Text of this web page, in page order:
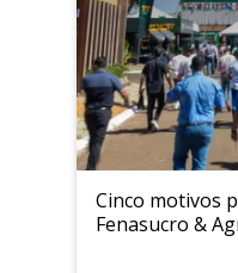
Cinco motivos
Fenasucro &